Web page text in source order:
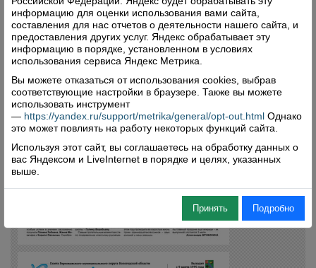
информацию для оценки использования вами сайта,
составления для нас отчетов о деятельности нашего сайта, и
предоставления других услуг. Яндекс обрабатывает эту
информацию в порядке, установленном в условиях
использования сервиса Яндекс Метрика.
Вы можете отказаться от использования cookies, выбрав
соответствующие настройки в браузере. Также вы можете
использовать инструмент
— https://yandex.ru/support/metrika/general/opt-out.html Однако
это может повлиять на работу некоторых функций сайта.
Используя этот сайт, вы соглашаетесь на обработку данных о
вас Яндексом и LiveInternet в порядке и целях, указанных
выше.
Принять Подробно